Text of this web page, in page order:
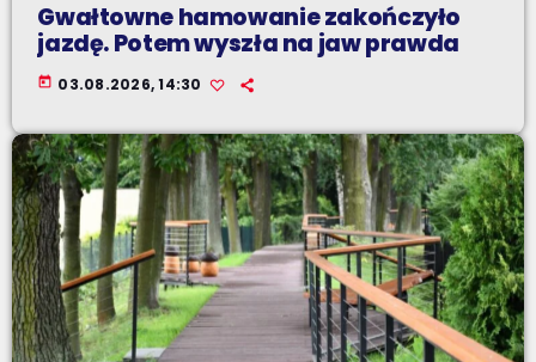
Gwałtowne hamowanie zakończyło
jazdę. Potem wyszła na jaw prawda
today 03.08.2026, 14:30